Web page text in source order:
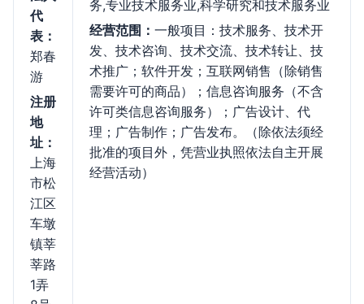
代
表：
郑春
游
注册
地
址：
上海
市松
江区
车墩
镇莘
莘路
1弄
务,专业技术服务业,科学研究和技术服务业
经营范围： 一般项目：技术服务、技术开
发、技术咨询、技术交流、技术转让、技
术推广；软件开发；互联网销售（除销售
需要许可的商品）；信息咨询服务（不含
许可类信息咨询服务）；广告设计、代
理；广告制作；广告发布。（除依法须经
批准的项目外，凭营业执照依法自主开展
经营活动）